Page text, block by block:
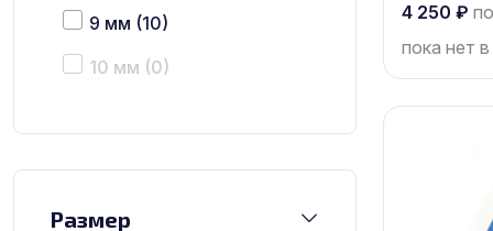
9 мм (10)
10 мм (0)
Размер
4 250 ₽
пока нет